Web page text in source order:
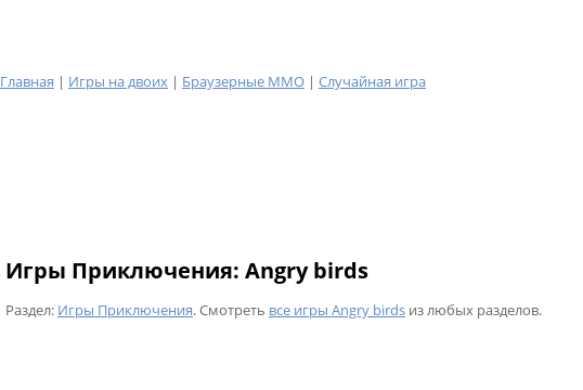
Главная | Игры на двоих | Браузерные MMO | Случайная игра
Игры Приключения: Angry birds
Раздел: Игры Приключения. Смотреть все игры Angry birds из любых разделов.